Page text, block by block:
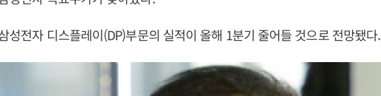
성전자 디스플레이(DP)부문의 실적이 올해 1분기 줄어들 것으로 전망됐다.